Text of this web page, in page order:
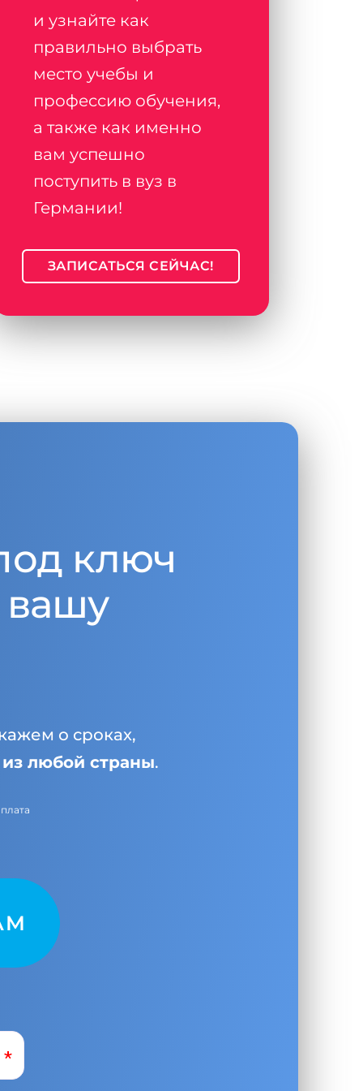
и узнайте как
правильно выбрать
место учебы и
профессию обучения,
а также как именно
вам успешно
поступить в вуз в
Германии!
ЗАПИСАТЬСЯ СЕЙЧАС!
ключ
о сроках,
из любой страны.